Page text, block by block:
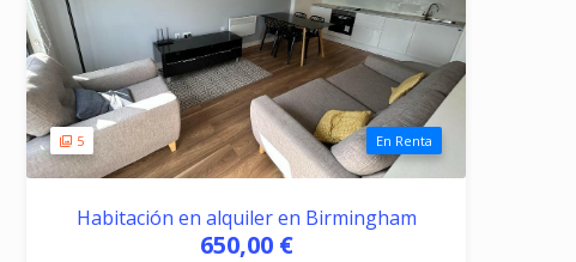
5 En Renta
Habitación en alquiler en Birmingham
650,00 €